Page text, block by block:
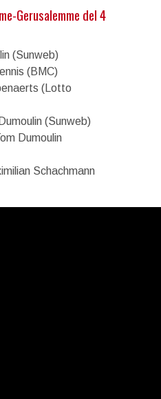
Gerusalemme del 4
(Sunweb)
(BMC)
(Lotto
(Sunweb)
Dumoulin
Schachmann